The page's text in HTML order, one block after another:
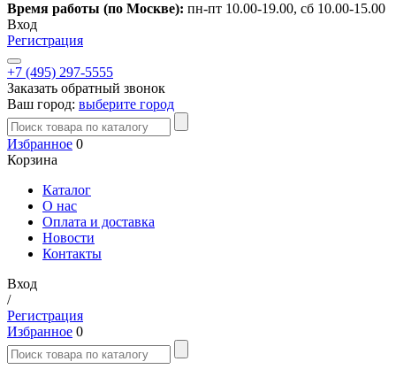
Время работы (по Москве): пн-пт 10.00-19.00, сб 10.00-15.00
Вход
Регистрация
+7 (495) 297-5555
Заказать обратный звонок
Ваш город: выберите город
Избранное 0
Корзина
Каталог
О нас
Оплата и доставка
Новости
Контакты
Вход
/
Регистрация
Избранное 0